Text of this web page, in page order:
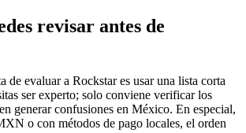
revisar antes de
de evaluar a Rockstar es usar una lista corta
ser experto; solo conviene verificar los
generar confusiones en México. En especial,
o con métodos de pago locales, el orden